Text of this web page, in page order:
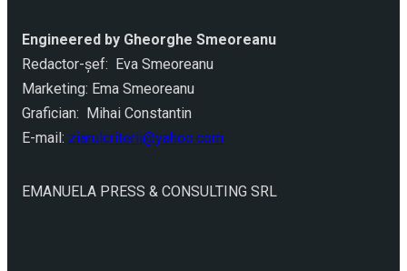
Engineered by Gheorghe Smeoreanu
Redactor-şef: Eva Smeoreanu
Marketing: Ema Smeoreanu
Grafician: Mihai Constantin
E-mail: ziarulcriterii@yahoo.com
EMANUELA PRESS & CONSULTING SRL